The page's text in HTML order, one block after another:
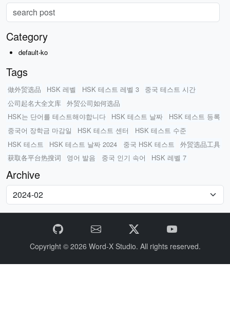
Category
default-ko
Tags
做外贸选品 HSK 레벨 HSK 테스트 레벨 3
중국 테스트 시간
公司起名大全文库
外贸公司如何选品
HSK는 단어를 테스트해야합니다
HSK 테스트 날짜
HSK 테스트 등록
중국어 장학금 마감일
HSK 테스트 센터
HSK 테스트 수준
HSK 테스트
HSK 테스트 날짜 2024 중국 HSK 테스트
外贸选品工具
获取各平台热搜词
영어 발음 중국 인기 속어 HSK 레벨 7
Archive
Copyright © 2026 Word-X Studio. All rights reserved.